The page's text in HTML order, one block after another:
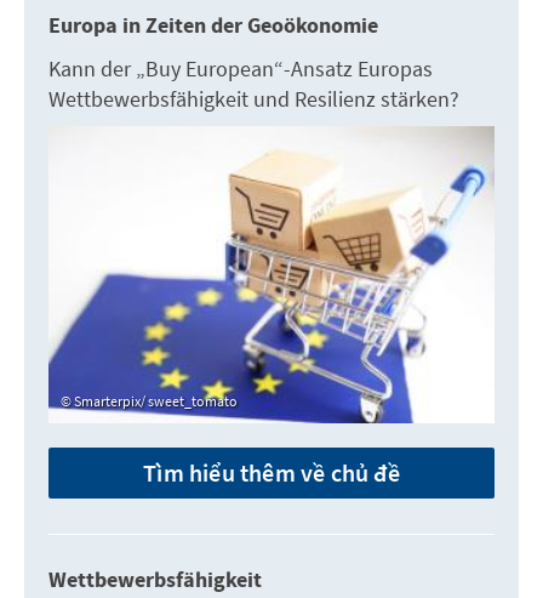
Europa in Zeiten der Geoökonomie
Kann der „Buy European“-Ansatz Europas
Wettbewerbsfähigkeit und Resilienz stärken?
Smarterpix/ sweet_tomato
Tìm hiểu thêm về chủ đề
Wettbewerbsfähigkeit